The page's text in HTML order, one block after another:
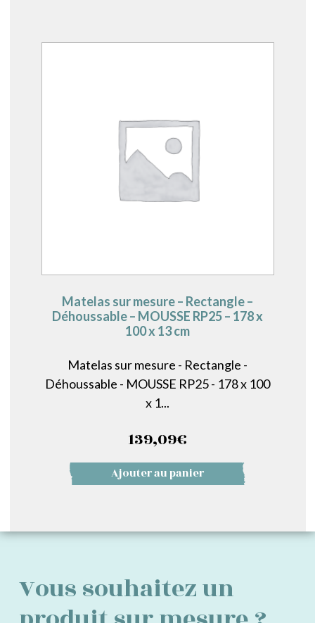
Matelas sur mesure – Rectangle –
Déhoussable – MOUSSE RP25 – 178 x
100 x 13 cm
Matelas sur mesure - Rectangle -
Déhoussable - MOUSSE RP25 - 178 x 100
x 1...
139,09€
Ajouter au panier
Vous souhaitez un